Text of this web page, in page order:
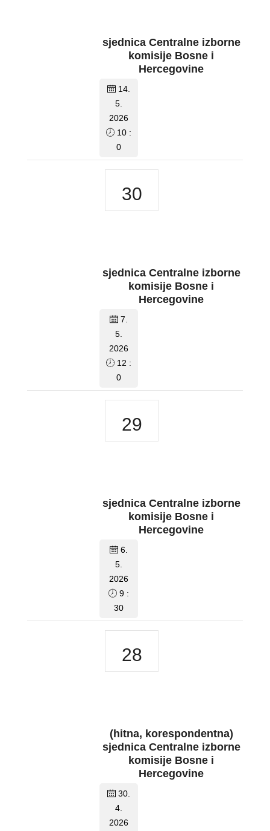
sjednica Centralne izborne
komisije Bosne i
Hercegovine
14.
5.
2026
10 :
0
30
sjednica Centralne izborne
komisije Bosne i
Hercegovine
7.
5.
2026
12 :
0
29
sjednica Centralne izborne
komisije Bosne i
Hercegovine
6.
5.
2026
9 :
30
28
(hitna, korespondentna)
sjednica Centralne izborne
komisije Bosne i
Hercegovine
30.
4.
2026